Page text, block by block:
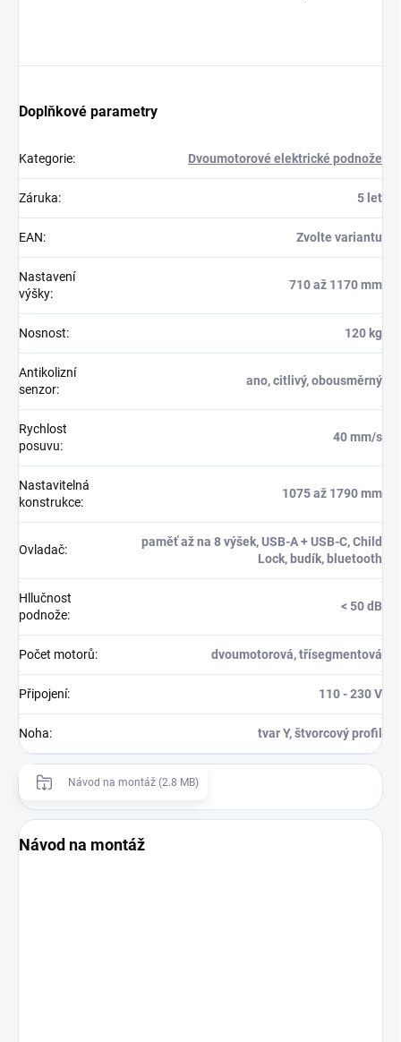
Doplňkové parametry
Kategorie: Dvoumotorové elektrické podnože
Záruka: 5 let
EAN: Zvolte variantu
Nastavení
výšky:
710 až 1170 mm
Nosnost: 120 kg
Antikolizní
senzor:
ano, citlivý, obousměrný
Rychlost
posuvu:
40 mm/s
Nastavitelná
konstrukce:
1075 až 1790 mm
Ovladač:
paměť až na 8 výšek, USB-A + USB-C, Child
Lock, budík, bluetooth
Hllučnost
podnože:
< 50 dB
Počet motorů: dvoumotorová, třísegmentová
Připojení: 110 - 230 V
Noha: tvar Y, štvorcový profil
Návod na montáž (2.8 MB)
Návod na montáž